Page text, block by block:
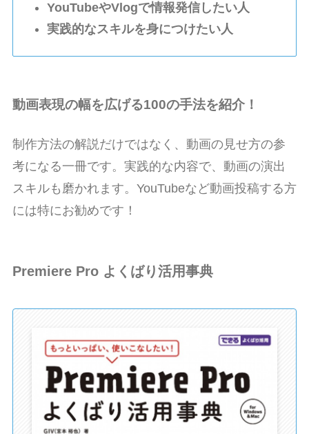
YouTubeやVlogで情報発信したい人
実践的なスキルを身につけたい人
動画表現の幅を広げる100の手法を紹介！
制作方法の解説だけではなく、動画の見せ方の参
考になる一冊です。実践的な内容で、動画の演出
スキルも磨かれます。YouTubeなど動画投稿する方
には特にお勧めです！
Premiere Pro よくばり活用事典